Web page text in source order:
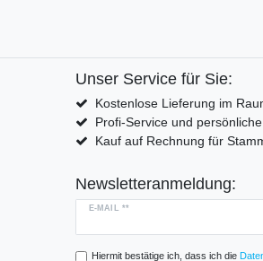
Unser Service für Sie:
Kostenlose Lieferung im
Profi-Service und
Kauf auf Rechnung für
Newsletteranmeldung:
E-MAIL **
Hiermit bestätige ich, dass ich die